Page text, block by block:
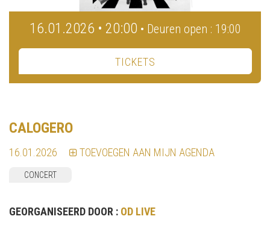
16.01.2026 • 20:00 • Deuren open : 19:00
TICKETS
CALOGERO
16.01.2026 TOEVOEGEN AAN MIJN AGENDA
CONCERT
GEORGANISEERD DOOR : OD LIVE